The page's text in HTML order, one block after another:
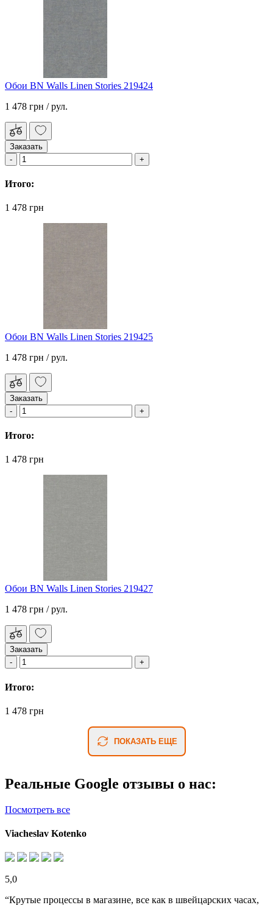
Обои BN Walls Linen Stories 219424
1 478 грн / рул.
Заказать
Итого:
1 478 грн
Обои BN Walls Linen Stories 219425
1 478 грн / рул.
Заказать
Итого:
1 478 грн
Обои BN Walls Linen Stories 219427
1 478 грн / рул.
Заказать
Итого:
1 478 грн
ПОКАЗАТЬ ЕЩЕ
Реальные Google отзывы о нас:
Посмотреть все
Viacheslav Kotenko
5,0
“Крутые процессы в магазине, все как в швейцарских часах,